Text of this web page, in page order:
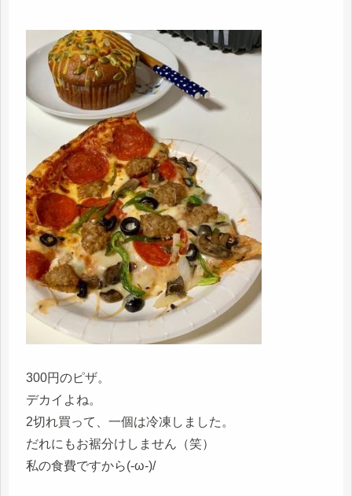
300円のピザ。
デカイよね。
2切れ買って、一個は冷凍しました。
だれにもお裾分けしません（笑）
私の食費ですから(-ω-)/